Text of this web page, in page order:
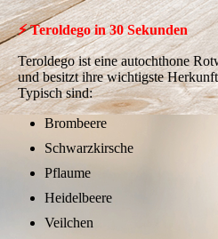
⚡ Teroldego in 30 Sekunden
Teroldego ist eine autochthone
und besitzt ihre wichtigste
Typisch sind:
Brombeere
Schwarzkirsche
Pflaume
Heidelbeere
Veilchen